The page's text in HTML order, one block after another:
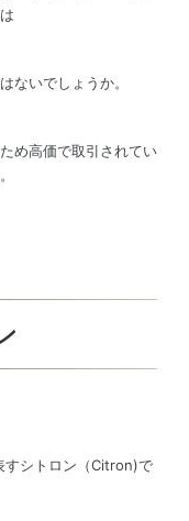
ないでしょうか。
め高価で取引されてい
すシトロン（Citron)で